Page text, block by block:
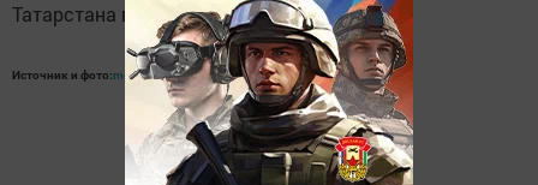
Татарстана в конце марта текущего года.
Источник и фото:mendeleevsk.tatarstan.ru